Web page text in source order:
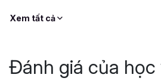
Xem tất cả
Đánh giá của học